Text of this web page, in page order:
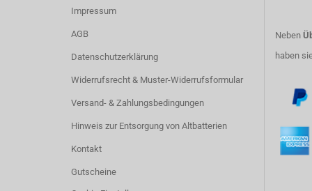
Impressum
AGB
Datenschutzerklärung
Widerrufsrecht & Muster-Widerrufsformular
Versand- & Zahlungsbedingungen
Hinweis zur Entsorgung von Altbatterien
Kontakt
Gutscheine
Neben
haben